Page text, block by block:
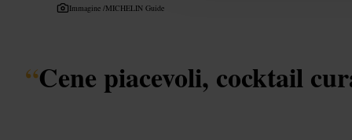
Immagine /MICHELIN Guide
“Cene piacevoli, cocktail